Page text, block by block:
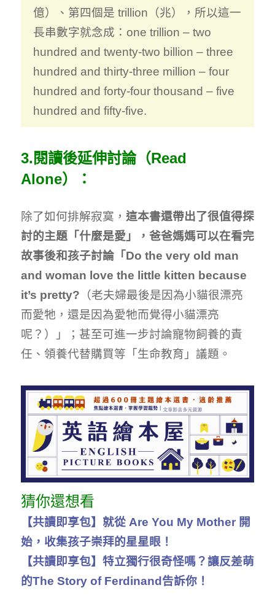
億）、第四個是 trillion（兆），所以這一
長串數字就念成：one trillion – two
hundred and twenty-two billion – three
hundred and thirty-three million – four
hundred and forty-four thousand – five
hundred and fifty-five.
3.閱讀後延伸討論（Read
Alone）：
除了如何排解寂寞， 這本書還帶出了很值得探
討的主題「什麼是愛」，爸爸媽媽可以在看完
故事後和孩子討論「Do the very old man
and woman love the little kitten because
it’s pretty? （老夫婦最後是因為小貓很漂亮
而愛牠，還是因為愛牠而覺得小貓漂亮
呢？）」；甚至可進一步討論寵物飼養的責
任、領養代替購買等「生命教育」議題。
猜你還想看
【共讀即享包】就從 Are You My Mother 開
始，收集孩子崇拜的星星眼！
【共讀即享包】特立獨行很奇怪嗎？讓反差萌
的The Story of Ferdinand告訴你！